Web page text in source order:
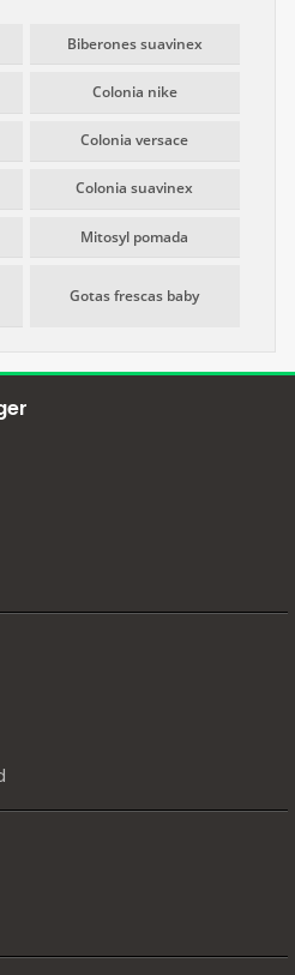
Biberones suavinex
Colonia nike
Colonia versace
Colonia suavinex
Mitosyl pomada
Gotas frescas baby